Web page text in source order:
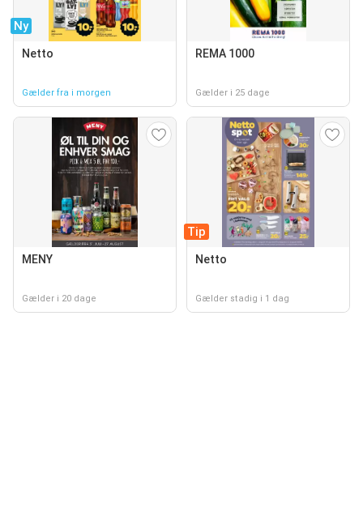
Ny
Netto
Gælder fra i morgen
REMA 1000
Gælder i 25 dage
MENY
Gælder i 20 dage
Tip
Netto
Gælder stadig i 1 dag